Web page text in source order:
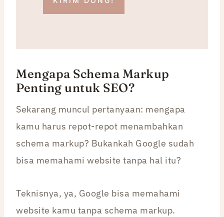
Mengapa Schema Markup
Penting untuk SEO?
Sekarang muncul pertanyaan: mengapa
kamu harus repot-repot menambahkan
schema markup? Bukankah Google sudah
bisa memahami website tanpa hal itu?
Teknisnya, ya, Google bisa memahami
website kamu tanpa schema markup.